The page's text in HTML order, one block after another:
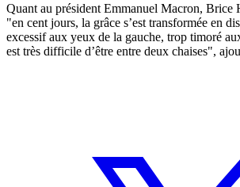
Quant au président Emmanuel Macron, Brice
"en cent jours, la grâce s’est transformée en
excessif aux yeux de la gauche, trop timoré
est très difficile d’être entre deux chaises",